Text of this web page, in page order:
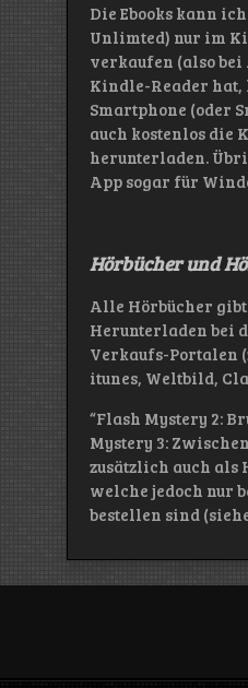
Die Ebooks kann
Unlimted) nur im
verkaufen (also bei
Kindle-Reader hat,
Smartphone (oder
auch kostenlos die
herunterladen.
App sogar für
Hörbücher und
Alle Hörbücher gibt
Herunterladen bei
Verkaufs-Portalen
itunes, Weltbild,
“Flash Mystery 2:
Mystery 3:
zusätzlich auch als
welche jedoch nur
bestellen sind